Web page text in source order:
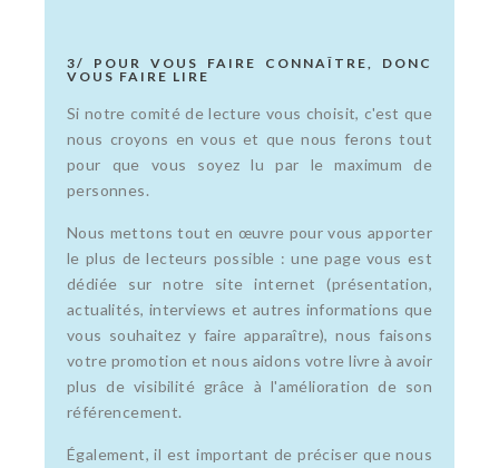
3/ POUR VOUS FAIRE CONNAÎTRE, DONC
VOUS FAIRE LIRE
Si notre comité de lecture vous choisit, c'est que
nous croyons en vous et que nous ferons tout
pour que vous soyez lu par le maximum de
personnes.
Nous mettons tout en œuvre pour vous apporter
le plus de lecteurs possible : une page vous est
dédiée sur notre site internet (présentation,
actualités, interviews et autres informations que
vous souhaitez y faire apparaître), nous faisons
votre promotion et nous aidons votre livre à avoir
plus de visibilité grâce à l'amélioration de son
référencement.
Également, il est important de préciser que nous